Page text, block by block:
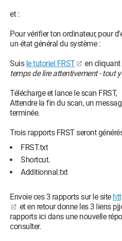
et :
Pour vérifier ton ordinateur, pour
un état général du système :
Suis le tutoriel FRST en cliquant
temps de lire attentivement - tout
Télécharge et lance le scan FRST,
Attendre la fin du scan, un
terminée.
Trois rapports FRST seront
FRST.txt
Shortcut.
Additionnal.txt
Envoie ces 3 rapports sur le site
et en retour donne les 3 liens
rapports ici dans une nouvelle
consulter.